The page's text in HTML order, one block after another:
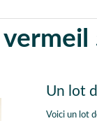
Un lot
Voici un lot